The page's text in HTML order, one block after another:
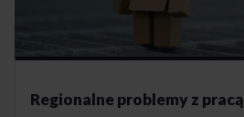
Regionalne problemy z pracą